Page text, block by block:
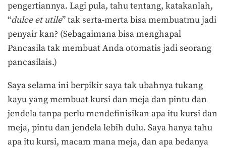
pengertiannya. Lagi pula, tahu tentang, katakanlah,
“dulce et utile” tak serta-merta bisa membuatmu jadi
penyair kan? (Sebagaimana bisa menghapal
Pancasila tak membuat Anda otomatis jadi seorang
pancasilais.)
Saya selama ini berpikir saya tak ubahnya tukang
kayu yang membuat kursi dan meja dan pintu dan
jendela tanpa perlu mendefinisikan apa itu kursi dan
meja, pintu dan jendela lebih dulu. Saya hanya tahu
apa itu kursi, macam mana meja, dan apa bedanya